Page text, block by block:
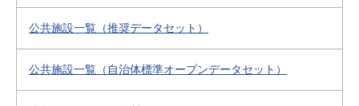
公共施設一覧（推奨データセット）
公共施設一覧（自治体標準オープンデータセット）